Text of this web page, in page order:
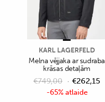
-65% atlaide
KARL LAGERFELD
Melna vējjaka ar sudraba
krāsas detaļām
€749,00 €262,15